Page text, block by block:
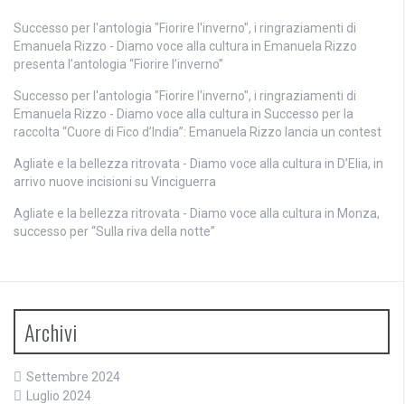
Successo per l'antologia "Fiorire l'inverno", i ringraziamenti di
Emanuela Rizzo - Diamo voce alla cultura in Emanuela Rizzo
presenta l’antologia “Fiorire l’inverno”
Successo per l'antologia "Fiorire l'inverno", i ringraziamenti di
Emanuela Rizzo - Diamo voce alla cultura in Successo per la
raccolta “Cuore di Fico d’India”: Emanuela Rizzo lancia un contest
Agliate e la bellezza ritrovata - Diamo voce alla cultura in D’Elia, in
arrivo nuove incisioni su Vinciguerra
Agliate e la bellezza ritrovata - Diamo voce alla cultura in Monza,
successo per “Sulla riva della notte”
Archivi
Settembre 2024
Luglio 2024